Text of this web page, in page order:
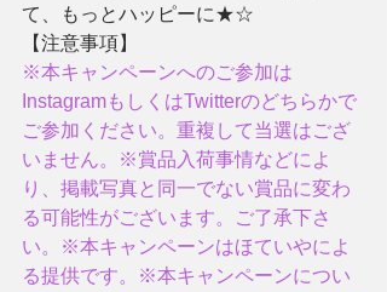
て、もっとハッピーに★☆
【注意事項】
※本キャンペーンへのご参加は
InstagramもしくはTwitterのどちらかで
ご参加ください。重複して当選はござ
いません。※賞品入荷事情などによ
り、掲載写真と同一でない賞品に変わ
る可能性がございます。ご了承下さ
い。※本キャンペーンはほていやによ
る提供です。※本キャンペーンについ